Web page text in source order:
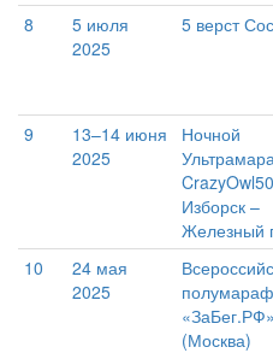
8
5 июля
2025
5 верст
9
13–14 июня
2025
Ночной
Изборск –
Железный
10
24 мая
2025
«ЗаБег.РФ»
(Москва)